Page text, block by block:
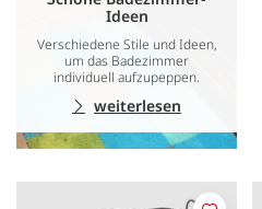
Ideen
Verschiedene Stile und Ideen,
um das Badezimmer
individuell aufzupeppen.
weiterlesen